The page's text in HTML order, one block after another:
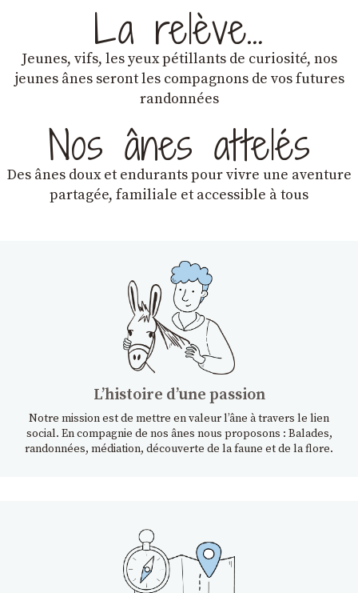
La relève…
Jeunes, vifs, les yeux pétillants de curiosité, nos
jeunes ânes seront les compagnons de vos futures
randonnées
Nos ânes attelés
Des ânes doux et endurantspour vivre une aventure
partagée, familiale et accessible à tous
Lʼhistoire dʼune passion
Notre mission est de mettre en valeur l’âne à travers le lien
social. En compagnie de nos ânes nous proposons : Balades,
randonnées, médiation, découverte de la faune et de la flore.